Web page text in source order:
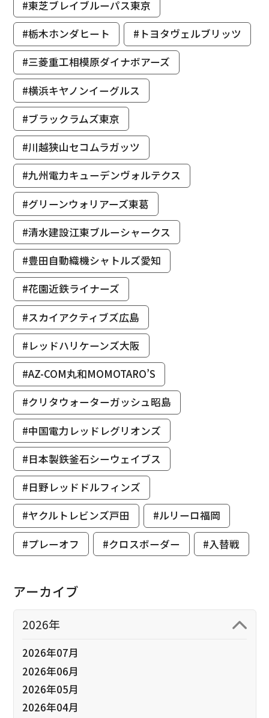
#東芝ブレイブルーパス東京
#栃木ホンダヒート
#トヨタヴェルブリッツ
#三菱重工相模原ダイナボアーズ
#横浜キヤノンイーグルス
#ブラックラムズ東京
#川越狭山セコムラガッツ
#九州電力キューデンヴォルテクス
#グリーンウォリアーズ東葛
#清水建設江東ブルーシャークス
#豊田自動織機シャトルズ愛知
#花園近鉄ライナーズ
#スカイアクティブズ広島
#レッドハリケーンズ大阪
#AZ-COM丸和MOMOTARO’S
#クリタウォーターガッシュ昭島
#中国電力レッドレグリオンズ
#日本製鉄釜石シーウェイブス
#日野レッドドルフィンズ
#ヤクルトレビンズ戸田
#ルリーロ福岡
#プレーオフ
#クロスボーダー #入替戦
アーカイブ
2026年
2026年07月
2026年06月
2026年05月
2026年04月